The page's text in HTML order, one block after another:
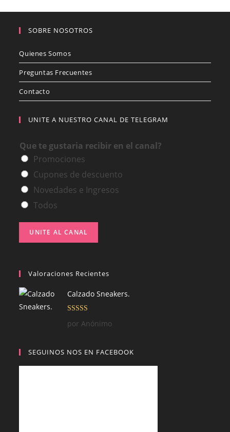
SOBRE NOSOTROS
Quienes Somos
Preguntas Frecuentes
Contacto
UNITE A NUESTRO CANAL DE TELEGRAM
Que te gustaria recibir en el canal?
Promociones
Cupones de descuento
Novedades e Ingresos
Todos
UNITE AL CANAL
Valoraciones Recientes
Calzado Sneakers.
5
por Anónimo
SEGUINOS NOS EN FACEBOOK